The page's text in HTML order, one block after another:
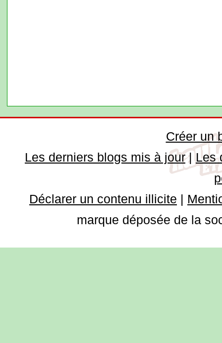
Créer un
Les derniers blogs mis à jour|Les
Déclarer un contenu illicite |
marque déposée de la